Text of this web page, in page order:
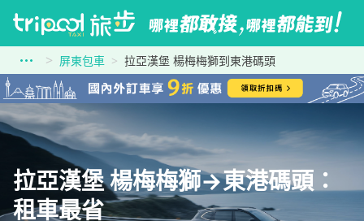
屏東包車 拉亞漢堡 楊梅梅獅到東港碼頭
拉亞漢堡 楊梅梅獅→東港碼頭：
租車最省